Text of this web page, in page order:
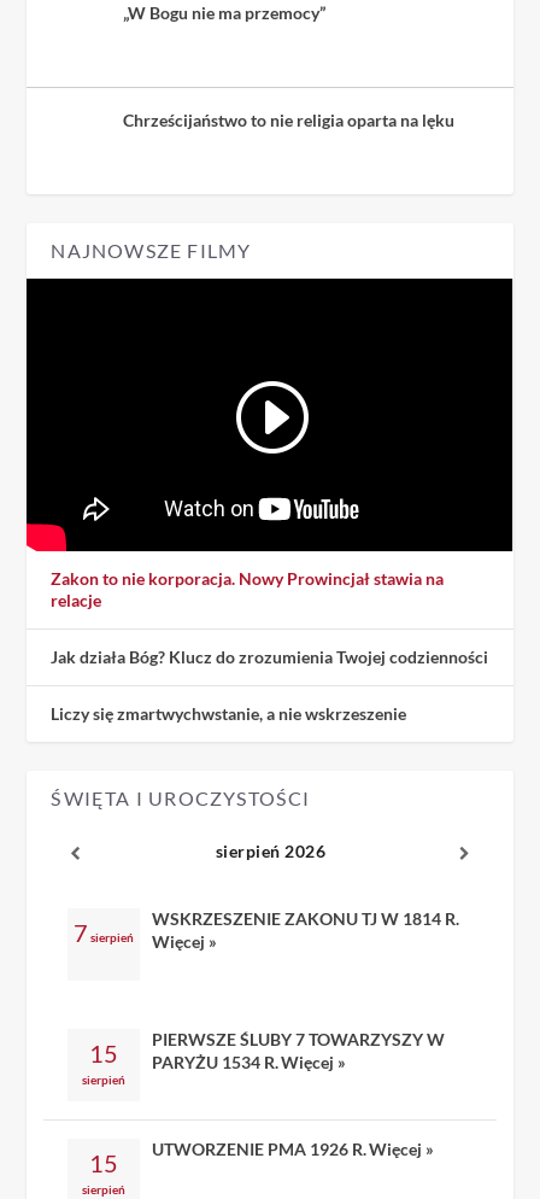
„W Bogu nie ma przemocy”
Chrześcijaństwo to nie religia oparta na lęku
NAJNOWSZE FILMY
Zakon to nie korporacja. Nowy Prowincjał stawia na
relacje
Jak działa Bóg? Klucz do zrozumienia Twojej codzienności
Liczy się zmartwychwstanie, a nie wskrzeszenie
ŚWIĘTA I UROCZYSTOŚCI
sierpień 2026
7 sierpień
WSKRZESZENIE ZAKONU TJ W 1814 R.
Więcej »
15
sierpień
PIERWSZE ŚLUBY 7 TOWARZYSZY W
PARYŻU 1534 R.Więcej »
15
sierpień
UTWORZENIE PMA 1926 R.Więcej »